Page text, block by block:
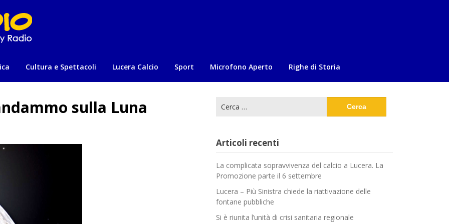
Cultura e Spettacoli Lucera Calcio Sport Microfono Aperto Righe di Storia
sulla Luna
per:
Articoli recenti
La complicata sopravvivenza del calcio a Lucera. La
Promozione parte il 6 settembre
Lucera – Più Sinistra chiede la riattivazione delle
fontane pubbliche
Si è riunita l’unità di crisi sanitaria regionale